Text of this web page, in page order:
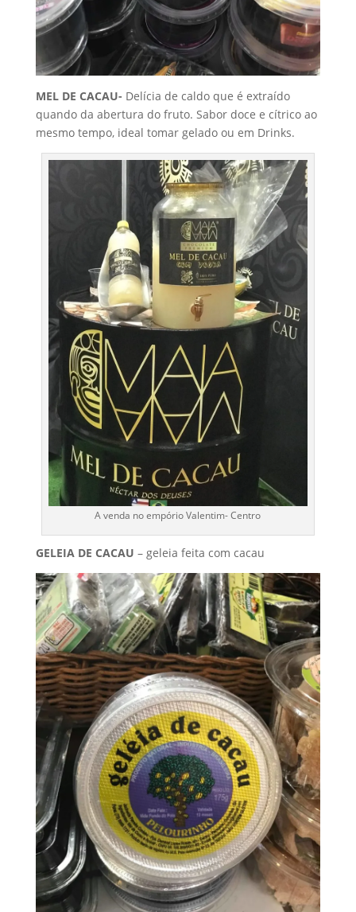
MEL DE CACAU- Delícia de caldo que é extraído
quando da abertura do fruto. Sabor doce e cítrico ao
mesmo tempo, ideal tomar gelado ou em Drinks.
A venda no empório Valentim- Centro
GELEIADE CACAU – geleia feita com cacau